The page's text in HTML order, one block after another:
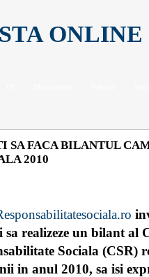
ONLINE
SA FACA BILANTUL
2010
sa realizeze un bilant al
Sociala (CSR)
in anul 2010, sa isi